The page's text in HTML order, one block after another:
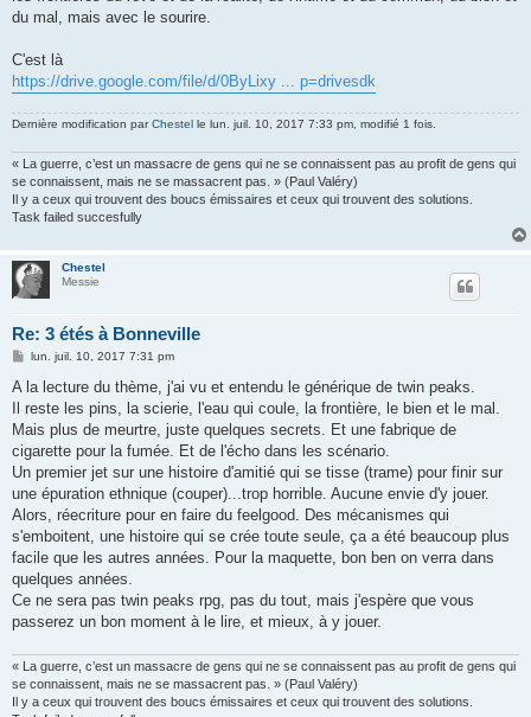
du mal, mais avec le sourire.
C'est là
https://drive.google.com/file/d/0ByLixy ... p=drivesdk
Dernière modification parChestel le lun. juil. 10, 2017 7:33 pm, modifié 1 fois.
« La guerre, c’est un massacre de gens qui ne se connaissent pas au profit de gens qui
se connaissent, mais ne se massacrent pas. » (Paul Valéry)
Il y a ceux qui trouvent des boucs émissaires et ceux qui trouvent des solutions.
Task failed succesfully
Chestel
Messie
Re: 3 étés à Bonneville
M
s
a
g
lun. juil. 10, 2017 7:31 pm
A la lecture du thème, j'ai vu et entendu le générique de twin peaks.
Il reste les pins, la scierie, l'eau qui coule, la frontière, le bien et le mal.
Mais plus de meurtre, juste quelques secrets. Et une fabrique de
cigarette pour la fumée. Et de l'écho dans les scénario.
Un premier jet sur une histoire d'amitié qui se tisse (trame) pour finir sur
une épuration ethnique (couper)...trop horrible. Aucune envie d'y jouer.
Alors, réecriture pour en faire du feelgood. Des mécanismes qui
s'emboitent, une histoire qui se crée toute seule, ça a été beaucoup plus
facile que les autres années. Pour la maquette, bon ben on verra dans
quelques années.
Ce ne sera pas twin peaks rpg, pas du tout, mais j'espère que vous
passerez un bon moment à le lire, et mieux, à y jouer.
« La guerre, c’est un massacre de gens qui ne se connaissent pas au profit de gens qui
se connaissent, mais ne se massacrent pas. » (Paul Valéry)
Il y a ceux qui trouvent des boucs émissaires et ceux qui trouvent des solutions.